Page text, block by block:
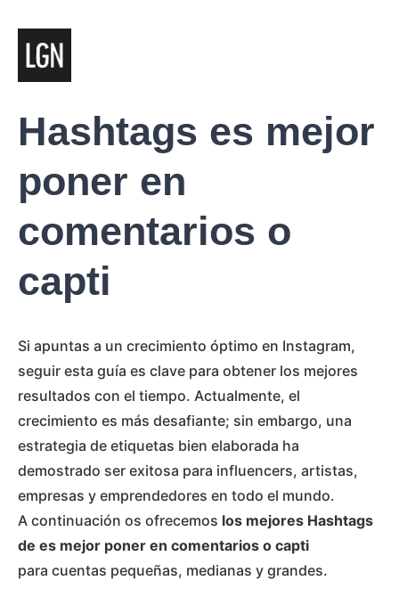
Hashtags es mejor
poner en
comentarios o
capti
Si apuntas a un crecimiento óptimo en Instagram,
seguir esta guía es clave para obtener los mejores
resultados con el tiempo. Actualmente, el
crecimiento es más desafiante; sin embargo, una
estrategia de etiquetas bien elaborada ha
demostrado ser exitosa para influencers, artistas,
empresas y emprendedores en todo el mundo.
A continuación os ofrecemos los mejores Hashtags
de es mejor poner en comentarios o capti
para cuentas pequeñas, medianas y grandes.